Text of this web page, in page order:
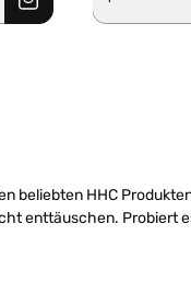
beliebten HHC
enttäuschen.